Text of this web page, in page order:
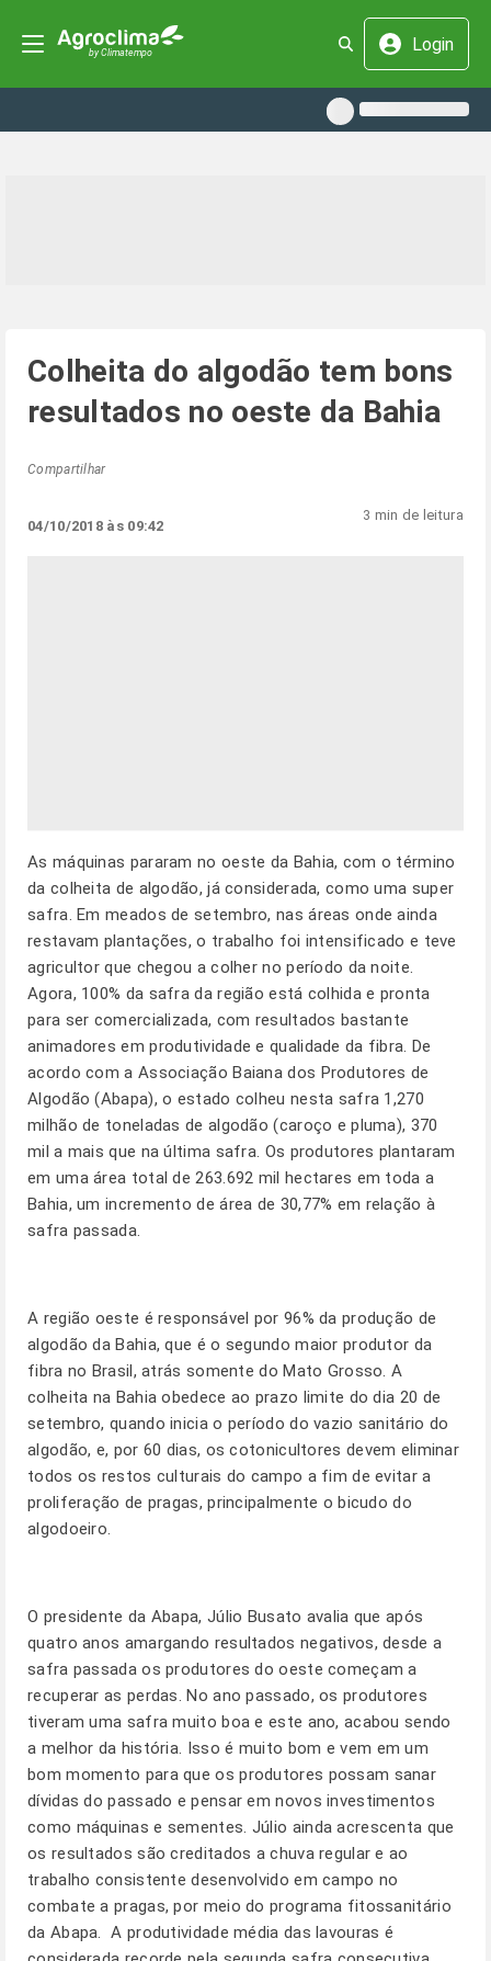
Login
Colheita do algodão tem bons
resultados no oeste da Bahia
Compartilhar
04/10/2018 às 09:42
3 min de leitura
As máquinas pararam no oeste da Bahia, com o término
da colheita de algodão, já considerada, como uma super
safra. Em meados de setembro, nas áreas onde ainda
restavam plantações, o trabalho foi intensificado e teve
agricultor que chegou a colher no período da noite.
Agora, 100% da safra da região está colhida e pronta
para ser comercializada, com resultados bastante
animadores em produtividade e qualidade da fibra. De
acordo com a Associação Baiana dos Produtores de
Algodão (Abapa), o estado colheu nesta safra 1,270
milhão de toneladas de algodão (caroço e pluma), 370
mil a mais que na última safra. Os produtores plantaram
em uma área total de 263.692 mil hectares em toda a
Bahia, um incremento de área de 30,77% em relação à
safra passada.
A região oeste é responsável por 96% da produção de
algodão da Bahia, que é o segundo maior produtor da
fibra no Brasil, atrás somente do Mato Grosso. A
colheita na Bahia obedece ao prazo limite do dia 20 de
setembro, quando inicia o período do vazio sanitário do
algodão, e, por 60 dias, os cotonicultores devem eliminar
todos os restos culturais do campo a fim de evitar a
proliferação de pragas, principalmente o bicudo do
algodoeiro.
O presidente da Abapa, Júlio Busato avalia que após
quatro anos amargando resultados negativos, desde a
safra passada os produtores do oeste começam a
recuperar as perdas. No ano passado, os produtores
tiveram uma safra muito boa e este ano, acabou sendo
a melhor da história. Isso é muito bom e vem em um
bom momento para que os produtores possam sanar
dívidas do passado e pensar em novos investimentos
como máquinas e sementes. Júlio ainda acrescenta que
os resultados são creditados a chuva regular e ao
trabalho consistente desenvolvido em campo no
combate a pragas, por meio do programa fitossanitário
da Abapa. A produtividade média das lavouras é